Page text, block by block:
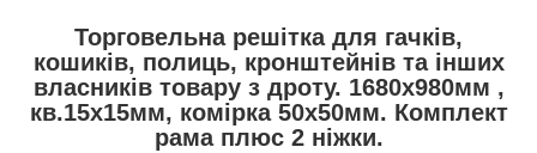
Торговельна решітка для гачків,
кошиків, полиць, кронштейнів та інших
власників товару з дроту. 1680х980мм ,
кв.15х15мм, комірка 50х50мм. Комплект
рама плюс 2 ніжки.